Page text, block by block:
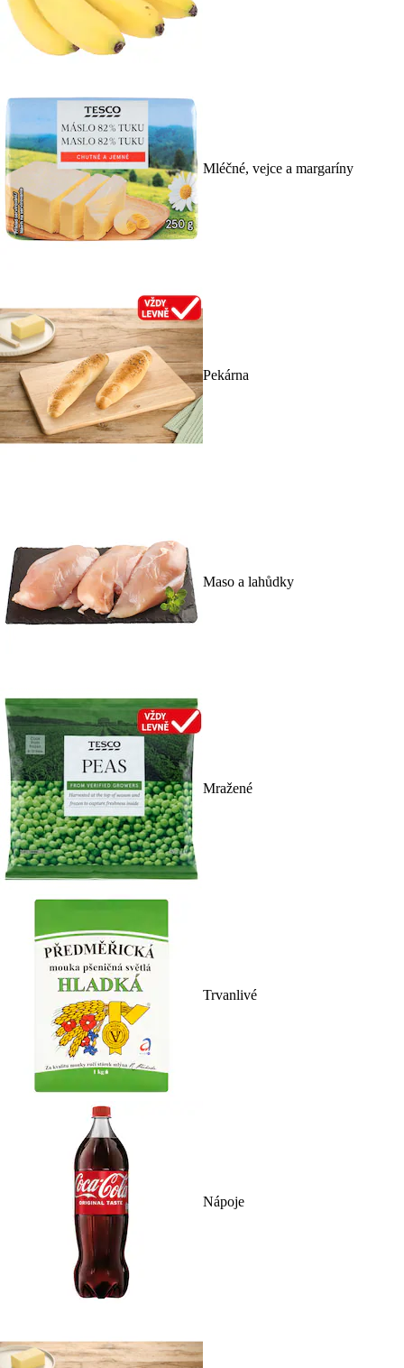
Mléčné, vejce a margaríny
Pekárna
Maso a lahůdky
Mražené
Trvanlivé
Nápoje